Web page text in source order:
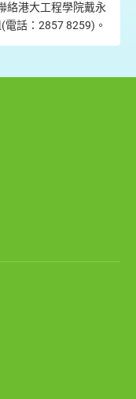
絡港大工程學院戴永
話：2857 8259)。